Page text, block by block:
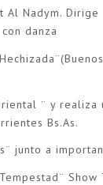
Nadym. Dirige
danza
¨ y realiza
Bs.As.
junto a
Show